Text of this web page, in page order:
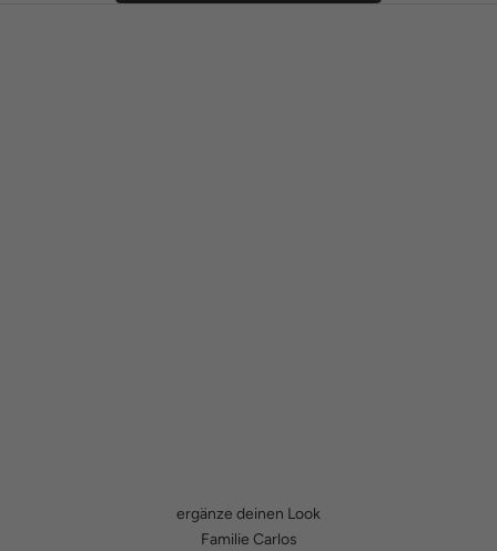
ergänze deinen Look
Familie Carlos